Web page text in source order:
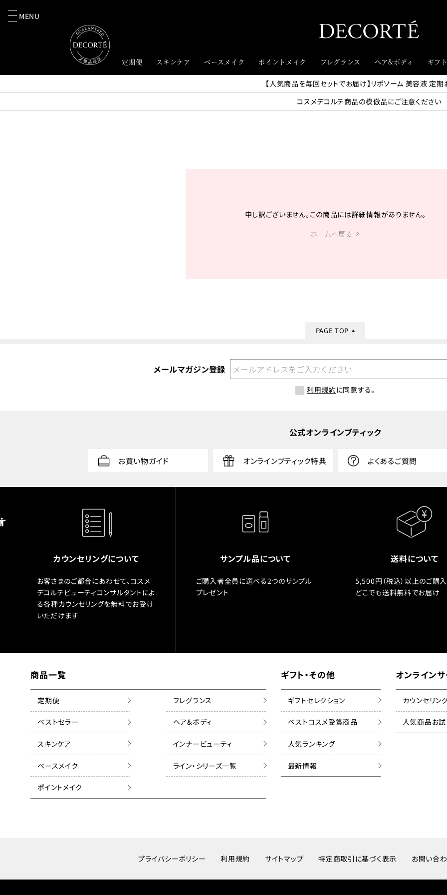
MENU
定期便 スキンケア ベースメイク ポイントメイク フレグランス ヘア&ボディ ギフ
【人気商品を毎回セットでお届け】リポソーム 美容液 定
コスメデコルテ商品の模倣品にご注意ください
申し訳ございません。この商品には詳細情報がありません。
ホームへ戻る
PAGE TOP
メールマガジン登録
利用規約に同意する。
公式オンラインブティック
お買い物ガイド オンラインブティック特典 よくあるご質問
カウンセリングについて
お客さまのご都合にあわせて、コスメ
デコルテビューティコンサルタントによ
る各種カウンセリングを無料でお受け
いただけます
サンプル品について
ご購入者全員に選べる2つのサンプル
プレゼント
送料について
5,500円（税込）以上のご購
どこでも送料無料でお届け
商品一覧
定期便
ベストセラー
スキンケア
ベースメイク
ポイントメイク
フレグランス
ヘア&ボディ
インナービューティ
ライン・シリーズ一覧
ギフト・その他
ギフトセレクション
ベストコスメ受賞商品
人気ランキング
最新情報
オンライン
カウンセリン
人気商品お
プライバシーポリシー 利用規約 サイトマップ 特定商取引に基づく表示 お問い合